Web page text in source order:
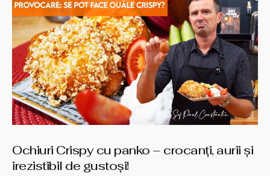
Ochiuri Crispy cu panko – crocanți, aurii și
irezistibil de gustoși!